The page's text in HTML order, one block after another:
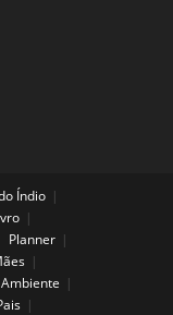
Índio
Planner